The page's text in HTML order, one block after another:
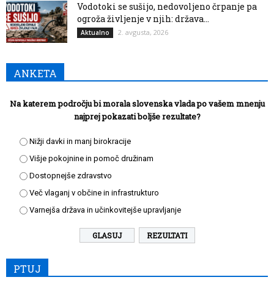
Vodotoki se sušijo, nedovoljeno črpanje pa
ogroža življenje v njih: država...
Aktualno 2. avgusta, 2026
ANKETA
Na katerem področju bi morala slovenska vlada po vašem mnenju
najprej pokazati boljše rezultate?
Nižji davki in manj birokracije
Višje pokojnine in pomoč družinam
Dostopnejše zdravstvo
Več vlaganj v občine in infrastrukturo
Varnejša država in učinkovitejše upravljanje
REZULTATI
PTUJ